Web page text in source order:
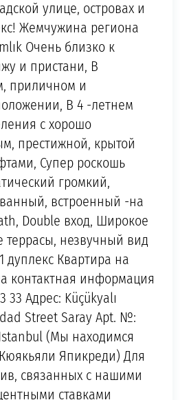
улице, островах и
Жемчужина региона
Очень близко к
и пристани, В
приличном и
В 4 -летнем
с хорошо
престижной, крытой
Супер роскошь
громкий,
встроенный -на
Double вход, Широкое
террасы, незвучный вид
дуплекс Квартира на
контактная информация
33 Адрес: Küçükyalı
Street Saray Apt. №:
(Мы находимся
Япикреди) Для
связанных с нашими
ставками